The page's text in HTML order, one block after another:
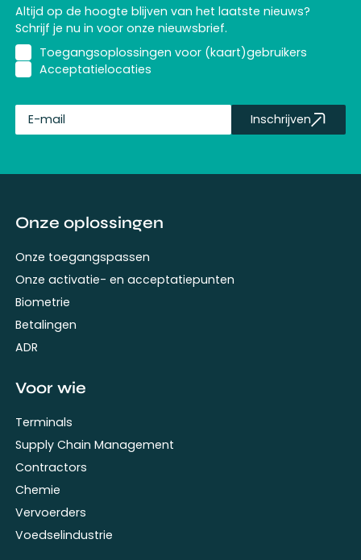
Altijd op de hoogte blijven van het laatste nieuws?
Schrijf je nu in voor onze nieuwsbrief.
Toegangsoplossingen voor (kaart)gebruikers
Acceptatielocaties
Inschrijven
Onze oplossingen
Onze toegangspassen
Onze activatie- en acceptatiepunten
Biometrie
Betalingen
ADR
Voor wie
Terminals
Supply Chain Management
Contractors
Chemie
Vervoerders
Voedselindustrie